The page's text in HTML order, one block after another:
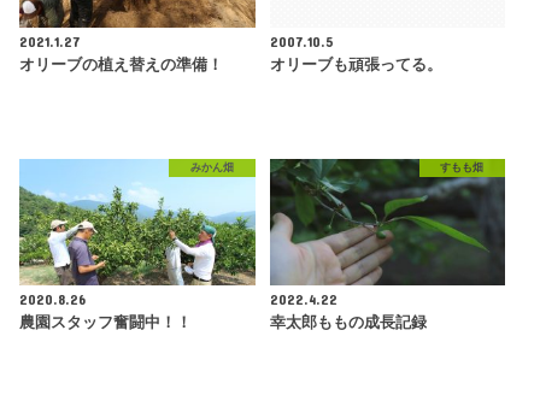
2021.1.27
オリーブの植え替えの準備！
2007.10.5
オリーブも頑張ってる。
みかん畑
2020.8.26
農園スタッフ奮闘中！！
すもも畑
2022.4.22
幸太郎ももの成長記録